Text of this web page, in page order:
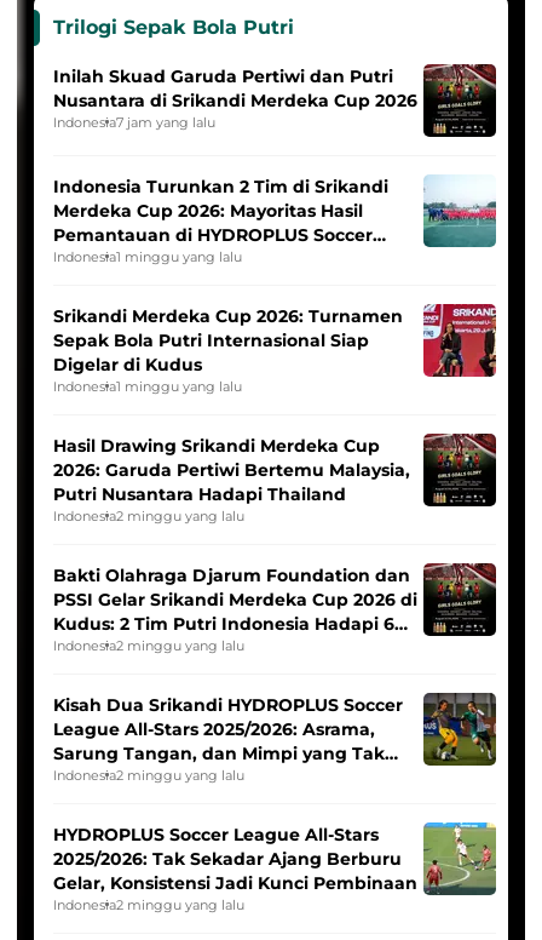
Trilogi Sepak Bola Putri
Inilah Skuad Garuda Pertiwi dan Putri
Nusantara di Srikandi Merdeka Cup 2026
Indonesia7 jam yang lalu
Indonesia Turunkan 2 Tim di Srikandi
Merdeka Cup 2026: Mayoritas Hasil
Pemantauan di HYDROPLUS Soccer
League
Indonesia1 minggu yang lalu
Srikandi Merdeka Cup 2026: Turnamen
Sepak Bola Putri Internasional Siap
Digelar di Kudus
Indonesia1 minggu yang lalu
Hasil Drawing Srikandi Merdeka Cup
2026: Garuda Pertiwi Bertemu Malaysia,
Putri Nusantara Hadapi Thailand
Indonesia2 minggu yang lalu
Bakti Olahraga Djarum Foundation dan
PSSI Gelar Srikandi Merdeka Cup 2026 di
Kudus: 2 Tim Putri Indonesia Hadapi 6
Tim Asia
Indonesia2 minggu yang lalu
Kisah Dua Srikandi HYDROPLUS Soccer
League All-Stars 2025/2026: Asrama,
Sarung Tangan, dan Mimpi yang Tak
Pernah Padam
Indonesia2 minggu yang lalu
HYDROPLUS Soccer League All-Stars
2025/2026: Tak Sekadar Ajang Berburu
Gelar, Konsistensi Jadi Kunci Pembinaan
Indonesia2 minggu yang lalu